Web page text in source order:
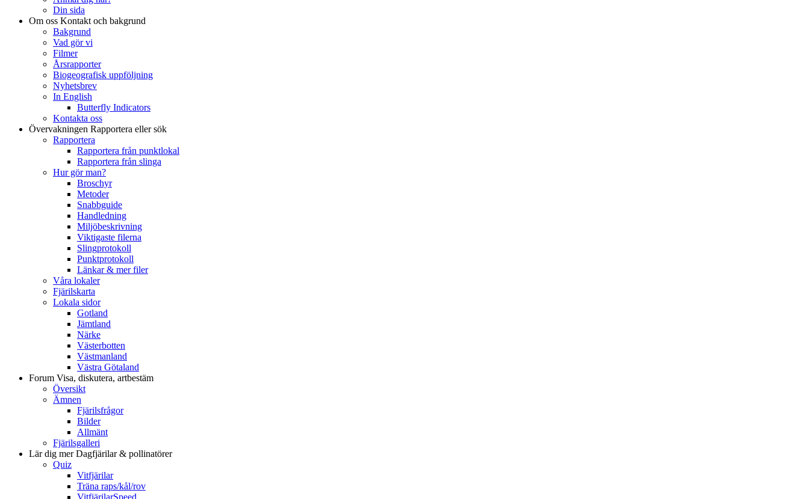
Din sida
Om oss Kontakt och bakgrund
Bakgrund
Vad gör vi
Filmer
Årsrapporter
Biogeografisk uppföljning
Nyhetsbrev
In English
Butterfly Indicators
Kontakta oss
Övervakningen Rapportera eller sök
Rapportera
Rapportera från punktlokal
Rapportera från slinga
Hur gör man?
Broschyr
Metoder
Snabbguide
Handledning
Miljöbeskrivning
Viktigaste filerna
Slingprotokoll
Punktprotokoll
Länkar & mer filer
Våra lokaler
Fjärilskarta
Lokala sidor
Gotland
Jämtland
Närke
Västerbotten
Västmanland
Västra Götaland
Forum Visa, diskutera, artbestäm
Översikt
Ämnen
Fjärilsfrågor
Bilder
Allmänt
Fjärilsgalleri
Lär dig merDagfjärilar & pollinatörer
Quiz
Vitfjärilar
Träna raps/kål/rov
VitfjärilarSpeed